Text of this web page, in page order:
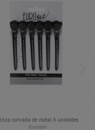
curvada de metal 6 unidades
Eurostil